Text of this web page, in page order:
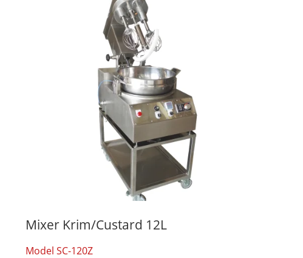
Mixer Krim/custard 12L
Model SC-120Z